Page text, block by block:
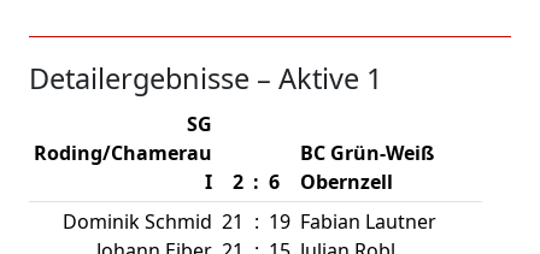
Detailergebnisse – Aktive 1
SG
Roding/Chamerau
I
2 : 6
BC Grün-Weiß
Obernzell
Dominik Schmid 21 : 19 Fabian Lautner